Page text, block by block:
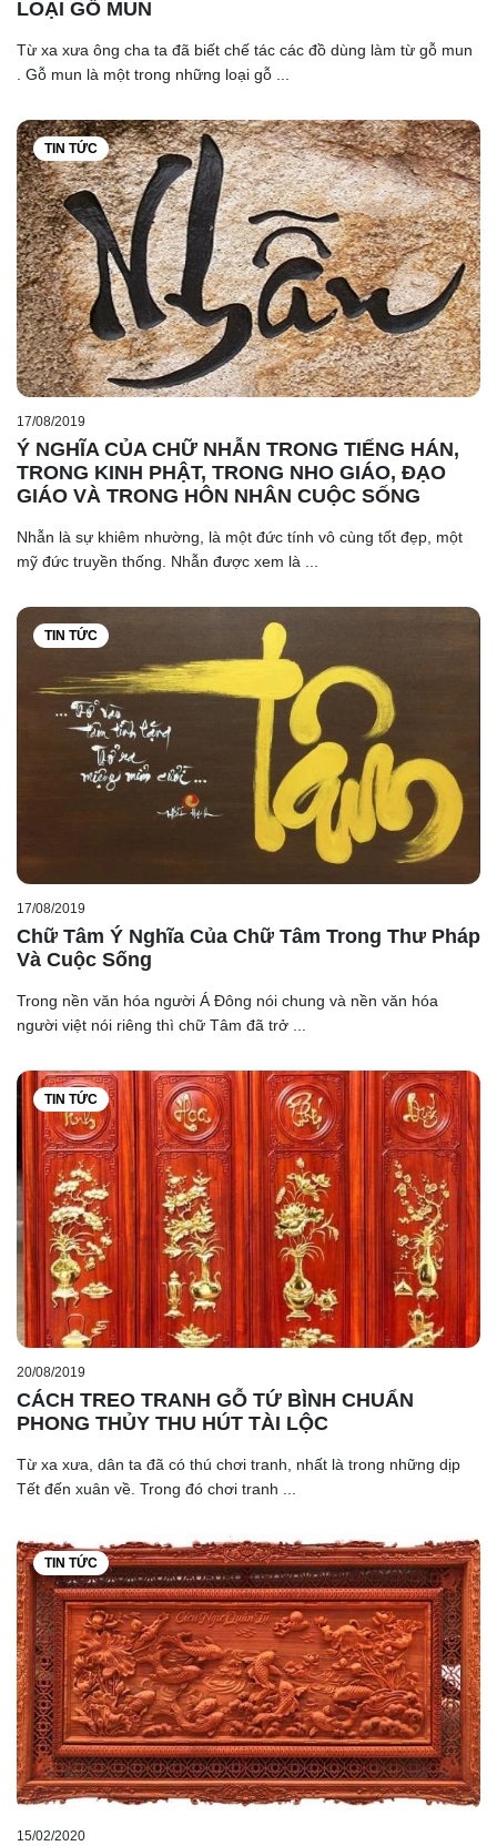
LOẠI GỖ MUN
Từ xa xưa ông cha ta đã biết chế tác các đồ dùng làm từ gỗ mun
. Gỗ mun là một trong những loại gỗ ...
TIN TỨC
17/08/2019
Ý NGHĨA CỦA CHỮ NHẪN TRONG TIẾNG HÁN,
TRONG KINH PHẬT, TRONG NHO GIÁO, ĐẠO
GIÁO VÀ TRONG HÔN NHÂN CUỘC SỐNG
Nhẫn là sự khiêm nhường, là một đức tính vô cùng tốt đẹp, một
mỹ đức truyền thống. Nhẫn được xem là ...
TIN TỨC
17/08/2019
Chữ Tâm Ý Nghĩa Của Chữ Tâm Trong Thư Pháp
Và Cuộc Sống
Trong nền văn hóa người Á Đông nói chung và nền văn hóa
người việt nói riêng thì chữ Tâm đã trở ...
TIN TỨC
20/08/2019
CÁCH TREO TRANH GỖ TỨ BÌNH CHUẨN
PHONG THỦY THU HÚT TÀI LỘC
Từ xa xưa, dân ta đã có thú chơi tranh, nhất là trong những dịp
Tết đến xuân về. Trong đó chơi tranh ...
TIN TỨC
15/02/2020